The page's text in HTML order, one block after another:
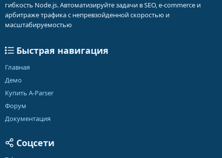
гибкость Node.js. Автоматизируйте задачи в SEO, e-commerce и
арбитраже трафика с непревзойденной скоростью и
масштабируемостью
Быстрая навигация
Главная
Демо
Купить A-Parser
Форум
Документация
Соцсети